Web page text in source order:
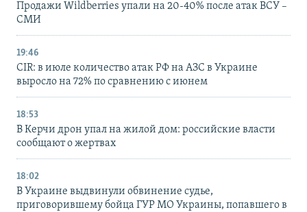
Продажи Wildberries упали на 20-40% после атак ВСУ –
СМИ
19:46
CIR: в июле количество атак РФ на АЗС в Украине
выросло на 72% по сравнению с июнем
18:53
В Керчи дрон упал на жилой дом: российские власти
сообщают о жертвах
18:02
В Украине выдвинули обвинение судье,
приговорившему бойца ГУР МО Украины, попавшего в